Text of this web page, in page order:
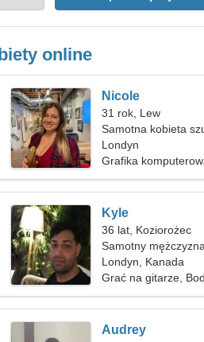
online
Nicole
31 rok, Lew
Samotna kobieta
Londyn
Grafika
Kyle
36 lat, Koziorożec
Samotny
Londyn, Kanada
Grać na gitarze,
Audrey